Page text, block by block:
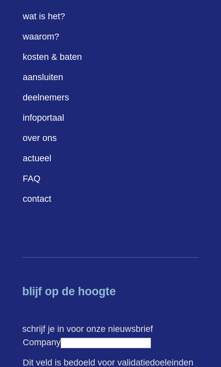
wat is het?
waarom?
kosten & baten
aansluiten
deelnemers
infoportaal
over ons
actueel
FAQ
contact
blijf op de hoogte
schrijf je in voor onze nieuwsbrief
Company
Dit veld is bedoeld voor validatiedoeleinden